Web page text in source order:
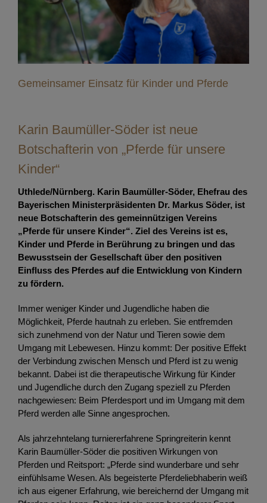
Gemeinsamer Einsatz für Kinder und Pferde
Karin Baumüller-Söder ist neue
Botschafterin von „Pferde für unsere
Kinder“
Uthlede/Nürnberg. Karin Baumüller-Söder, Ehefrau des
Bayerischen Ministerpräsidenten Dr. Markus Söder, ist
neue Botschafterin des gemeinnützigen Vereins
„Pferde für unsere Kinder“. Ziel des Vereins ist es,
Kinder und Pferde in Berührung zu bringen und das
Bewusstsein der Gesellschaft über den positiven
Einfluss des Pferdes auf die Entwicklung von Kindern
zu fördern.
Immer weniger Kinder und Jugendliche haben die
Möglichkeit, Pferde hautnah zu erleben. Sie entfremden
sich zunehmend von der Natur und Tieren sowie dem
Umgang mit Lebewesen. Hinzu kommt: Der positive Effekt
der Verbindung zwischen Mensch und Pferd ist zu wenig
bekannt. Dabei ist die therapeutische Wirkung für Kinder
und Jugendliche durch den Zugang speziell zu Pferden
nachgewiesen: Beim Pferdesport und im Umgang mit dem
Pferd werden alle Sinne angesprochen.
Als jahrzehntelang turniererfahrene Springreiterin kennt
Karin Baumüller-Söder die positiven Wirkungen von
Pferden und Reitsport: „Pferde sind wunderbare und sehr
einfühlsame Wesen. Als begeisterte Pferdeliebhaberin weiß
ich aus eigener Erfahrung, wie bereichernd der Umgang mit